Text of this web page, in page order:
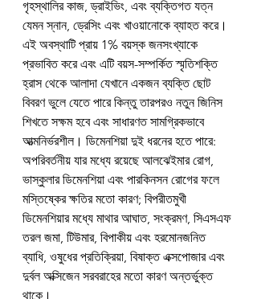
গৃহস্থালির কাজ, ড্রাইভিং, এবং ব্যক্তিগত যত্ন
যেমন স্নান, ড্রেসিং এবং খাওয়ানোকে ব্যাহত করে।
এই অবস্থাটি প্রায় 1% বয়স্ক জনসংখ্যাকে
প্রভাবিত করে এবং এটি বয়স-সম্পর্কিত স্মৃতিশক্তি
হ্রাস থেকে আলাদা যেখানে একজন ব্যক্তি ছোট
বিবরণ ভুলে যেতে পারে কিন্তু তারপরও নতুন জিনিস
শিখতে সক্ষম হবে এবং সাধারণত সামগ্রিকভাবে
আত্মনির্ভরশীল। ডিমেনশিয়া দুই ধরনের হতে পারে:
অপরিবর্তনীয় যার মধ্যে রয়েছে আলঝেইমার রোগ,
ভাস্কুলার ডিমেনশিয়া এবং পারকিনসন রোগের ফলে
মস্তিষ্কের ক্ষতির মতো কারণ; বিপরীতমুখী
ডিমেনশিয়ার মধ্যে মাথার আঘাত, সংক্রমণ, সিএসএফ
তরল জমা, টিউমার, বিপাকীয় এবং হরমোনজনিত
ব্যাধি, ওষুধের প্রতিক্রিয়া, বিষাক্ত এক্সপোজার এবং
দুর্বল অক্সিজেন সরবরাহের মতো কারণ অন্তর্ভুক্ত
থাকে।